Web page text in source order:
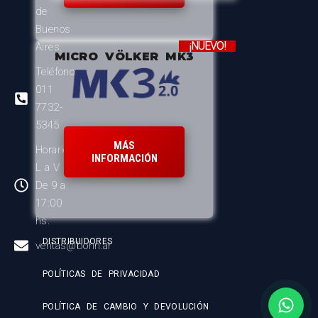
de
Buenos
Aires.
Teléfono:
011
7732-
5345
Horario:
L a V
De 9 a
17:00
hs.
ventas@bohn.ar
MICRO VÖLKER MK3
¡NUEVO!
MÁS
INFORMACIÓN
DISTRIBUIDORES
POLÍTICAS DE PRIVACIDAD
POLÍTICA DE CAMBIO Y DEVOLUCIÓN